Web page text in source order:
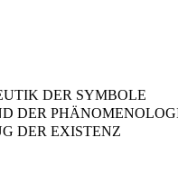
DER SYMBOLE
DER
DER EXISTENZ